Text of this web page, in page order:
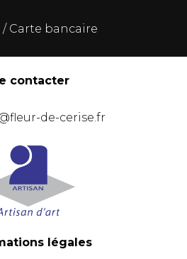
/ Carte bancaire
contacter
de-cerise.fr
légales